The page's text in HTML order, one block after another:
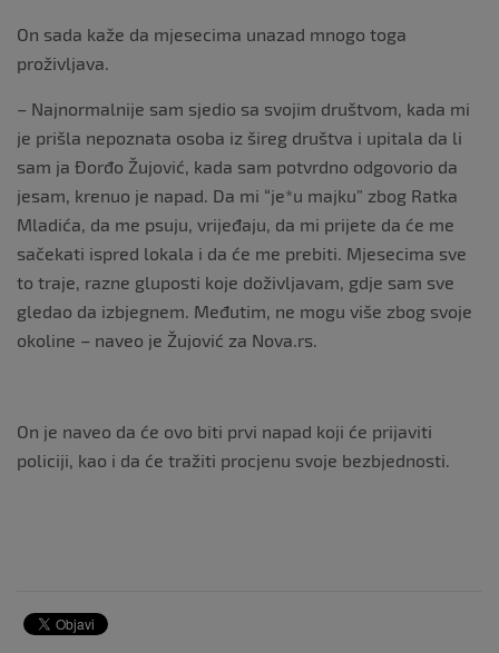
On sada kaže da mjesecima unazad mnogo toga
proživljava.
– Najnormalnije sam sjedio sa svojim društvom, kada mi
je prišla nepoznata osoba iz šireg društva i upitala da li
sam ja Đorđo Žujović, kada sam potvrdno odgovorio da
jesam, krenuo je napad. Da mi “je*u majku” zbog Ratka
Mladića, da me psuju, vrijeđaju, da mi prijete da će me
sačekati ispred lokala i da će me prebiti. Mjesecima sve
to traje, razne gluposti koje doživljavam, gdje sam sve
gledao da izbjegnem. Međutim, ne mogu više zbog svoje
okoline – naveo je Žujović za Nova.rs.
On je naveo da će ovo biti prvi napad koji će prijaviti
policiji, kao i da će tražiti procjenu svoje bezbjednosti.